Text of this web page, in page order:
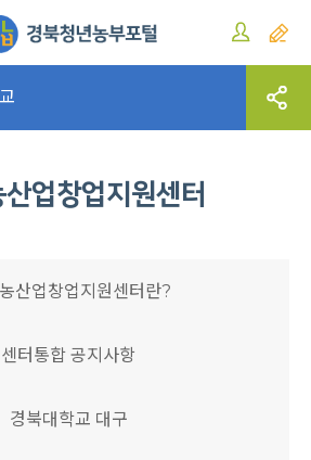
업창업지원센터
산업창업지원센터란?
센터통합 공지사항
경북대학교 대구